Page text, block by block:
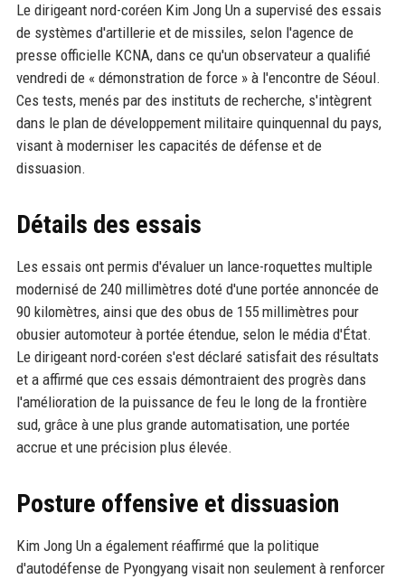
Le dirigeant nord-coréen Kim Jong Un a supervisé des essais
de systèmes d'artillerie et de missiles, selon l'agence de
presse officielle KCNA, dans ce qu'un observateur a qualifié
vendredi de « démonstration de force » à l'encontre de Séoul.
Ces tests, menés par des instituts de recherche, s'intègrent
dans le plan de développement militaire quinquennal du pays,
visant à moderniser les capacités de défense et de
dissuasion.
Détails des essais
Les essais ont permis d'évaluer un lance-roquettes multiple
modernisé de 240 millimètres doté d'une portée annoncée de
90 kilomètres, ainsi que des obus de 155 millimètres pour
obusier automoteur à portée étendue, selon le média d'État.
Le dirigeant nord-coréen s'est déclaré satisfait des résultats
et a affirmé que ces essais démontraient des progrès dans
l'amélioration de la puissance de feu le long de la frontière
sud, grâce à une plus grande automatisation, une portée
accrue et une précision plus élevée.
Posture offensive et dissuasion
Kim Jong Un a également réaffirmé que la politique
d'autodéfense de Pyongyang visait non seulement à renforcer